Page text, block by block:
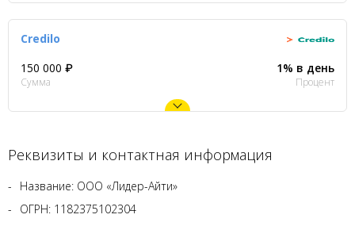
Credilo
150 000 ₽
Сумма
1% в день
Процент
Реквизиты и контактная информация
Название: ООО «Лидер-Айти»
ОГРН: 1182375102304